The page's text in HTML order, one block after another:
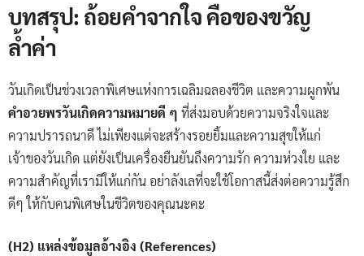
บทสรุป: ถ้อยคำจากใจ คือของขวัญ
ล้ำค่า
วันเกิดเป็นช่วงเวลาพิเศษแห่งการเฉลิมฉลองชีวิต และความผูกพัน
คำอวยพรวันเกิดความหมายดี ๆ ที่ส่งมอบด้วยความจริงใจและ
ความปรารถนาดี ไม่เพียงแต่จะสร้างรอยยิ้มและความสุขให้แก่
เจ้าของวันเกิด แต่ยังเป็นเครื่องยืนยันถึงความรัก ความห่วงใย และ
ความสำคัญที่เรามีให้แก่กัน อย่าลังเลที่จะใช้โอกาสนี้ส่งต่อความรู้สึก
ดีๆ ให้กับคนพิเศษในชีวิตของคุณนะคะ
(H2) แหล่งข้อมูลอ้างอิง (References)